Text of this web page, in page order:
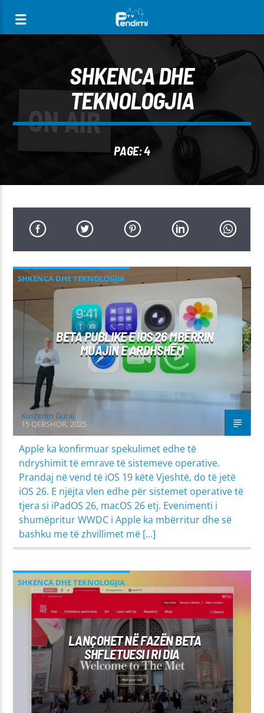
[There are no radio stations in the database]
SHKENCA DHE
TEKNOLOGJIA
PAGE: 4
SHKENCA DHE TEKNOLOGJIA
BETA PUBLIKE E IOS 26 MBËRRIN
MUAJIN E ARDHSHËM
Kushtrim Guraj
15 QERSHOR, 2025
Apple ka konfirmuar spekulimet edhe të
ndryshimit të emrave të sistemeve operative.
Prandaj në vend të iOS 19 këtë Vjeshtë, do të jetë
iOS 26. E njëjta vlen edhe për sistemet operative të
tjera si iPadOS 26, macOS 26 etj. Evenimenti i
shumëpritur WWDC i Apple ka mbërritur dhe së
bashku me të zhvillimet më […]
SHKENCA DHE TEKNOLOGJIA
LANÇOHET NË FAZËN BETA
SHFLETUESI I RI DIA